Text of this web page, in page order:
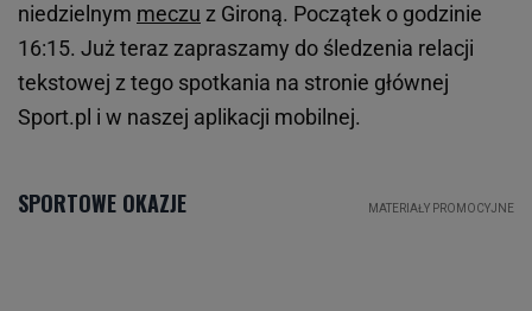
niedzielnym meczu z Gironą. Początek o godzinie
16:15. Już teraz zapraszamy do śledzenia relacji
tekstowej z tego spotkania na stronie głównej
Sport.pl i w naszej aplikacji mobilnej.